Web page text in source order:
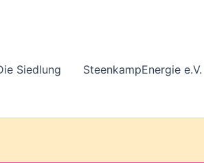
Siedlung SteenkampEnergie e.V.